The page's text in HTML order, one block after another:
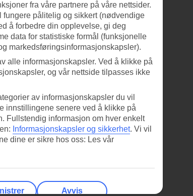
fra våre partnere på våre nettsider.
fungere pålitelig og sikkert (nødvendige
å forbedre din opplevelse, gi deg
data for statistiske formål (funksjonelle
markedsføringsinformasjonskapsler).
alle informasjonskapsler. Ved å klikke på
og vår nettside tilpasses ikke
av informasjonskapsler du vil
innstillingene senere ved å klikke på
Fullstendig informasjon om hver enkelt
Informasjonskapsler og sikkerhet. Vi vil
dine er sikre hos oss: Les vår
Avvis